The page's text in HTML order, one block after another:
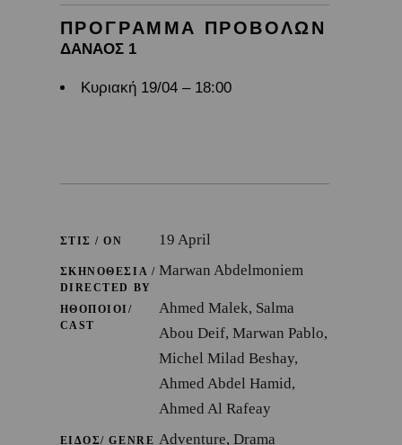
ΠΡΟΓΡΑΜΜΑ ΠΡΟΒΟΛΩΝ
ΔΑΝΑΟΣ 1
Κυριακή 19/04 – 18:00
ΣΤΙΣ / ON 19 April
ΣΚΗΝΟΘΕΣΙΑ /
DIRECTED BY
Marwan Abdelmoniem
ΗΘΟΠΟΙΟΙ/
CAST
Ahmed Malek, Salma
Abou Deif, Marwan Pablo,
Michel Milad Beshay,
Ahmed Abdel Hamid,
Ahmed Al Rafeay
ΕΙΔΟΣ/ GENRE Adventure, Drama